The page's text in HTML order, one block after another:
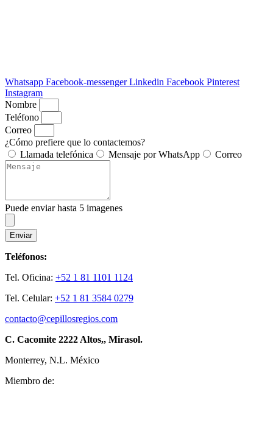
Whatsapp Facebook-messenger Linkedin Facebook Pinterest
Instagram
Nombre
Teléfono
Correo
¿Cómo prefiere que lo contactemos?
Llamada telefónica
Mensaje por WhatsApp Correo
Puede enviar hasta 5 imagenes
Enviar
Teléfonos:
Tel. Oficina: +52 1 81 1101 1124
Tel. Celular: +52 1 81 3584 0279
contacto@cepillosregios.com
C. Cacomite 2222 Altos,, Mirasol.
Monterrey, N.L. México
Miembro de: